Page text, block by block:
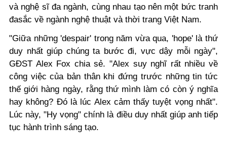
và nghệ sĩ đa ngành, cùng nhau tạo nên một bức tranh
đasắc về ngành nghệ thuật và thời trang Việt Nam.
"Giữa những 'despair' trong năm vừa qua, 'hope' là thứ
duy nhất giúp chúng ta bước đi, vực dậy mỗi ngày",
GĐST Alex Fox chia sẻ. "Alex suy nghĩ rất nhiều về
công việc của bản thân khi đứng trước những tin tức
thế giới hàng ngày, rằng thứ mình làm có còn ý nghĩa
hay không? Đó là lúc Alex cảm thấy tuyệt vọng nhất".
Lúc này, "Hy vọng" chính là điều duy nhất giúp anh tiếp
tục hành trình sáng tạo.